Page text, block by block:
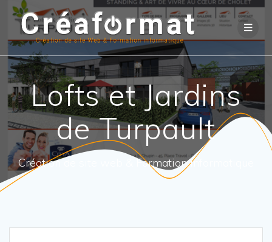
Lofts et Jardins
de Turpault
Création de site web & Formation informatique